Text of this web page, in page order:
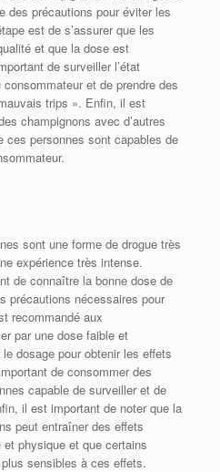
des précautions pour éviter les
est de s’assurer que les
et que la dose est
de surveiller l’état
et de prendre des
trips ». Enfin, il est
champignons avec d’autres
ces personnes sont capables de
sont une forme de drogue très
expérience très intense.
de connaître la bonne dose de
précautions nécessaires pour
recommandé aux
par une dose faible et
dosage pour obtenir les effets
de consommer des
capable de surveiller et de
il est important de noter que la
peut entraîner des effets
physique et que certains
sensibles à ces effets.